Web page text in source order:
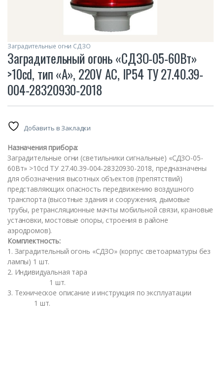
Заградительные огни СДЗО
Заградительный огонь «СДЗО-05-60Вт»
>10cd, тип «А», 220V AC, IP54 ТУ 27.40.39-
004-28320930-2018
Добавить в Закладки
Назначения прибора:
Заградительные огни (светильники сигнальные) «СДЗО-05-
60Вт» >10cd ТУ 27.40.39-004-28320930-2018, предназначены
для обозначения высотных объектов (препятствий)
представляющих опасность передвижению воздушного
транспорта (высотные здания и сооружения, дымовые
трубы, ретрансляционные мачты мобильной связи, крановые
установки, мостовые опоры, строения в районе
аэродромов).
Комплектность:
1. Заградительный огонь «СДЗО» (корпус светоарматуры без
лампы) 1 шт.
2. Индивидуальная тара
1 шт.
3. Техническое описание и инструкция по эксплуатации
1 шт.